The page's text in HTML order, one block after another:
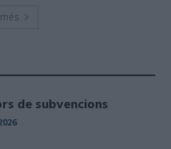
de subvencions